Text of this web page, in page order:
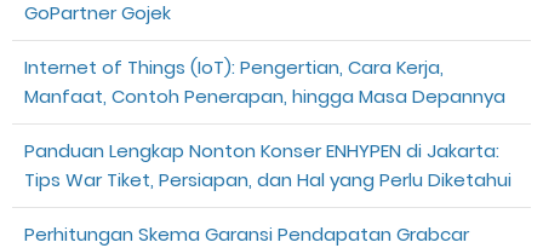
GoPartner Gojek
Internet of Things (IoT): Pengertian, Cara Kerja,
Manfaat, Contoh Penerapan, hingga Masa Depannya
Panduan Lengkap Nonton Konser ENHYPEN di Jakarta:
Tips War Tiket, Persiapan, dan Hal yang Perlu Diketahui
Perhitungan Skema Garansi Pendapatan Grabcar